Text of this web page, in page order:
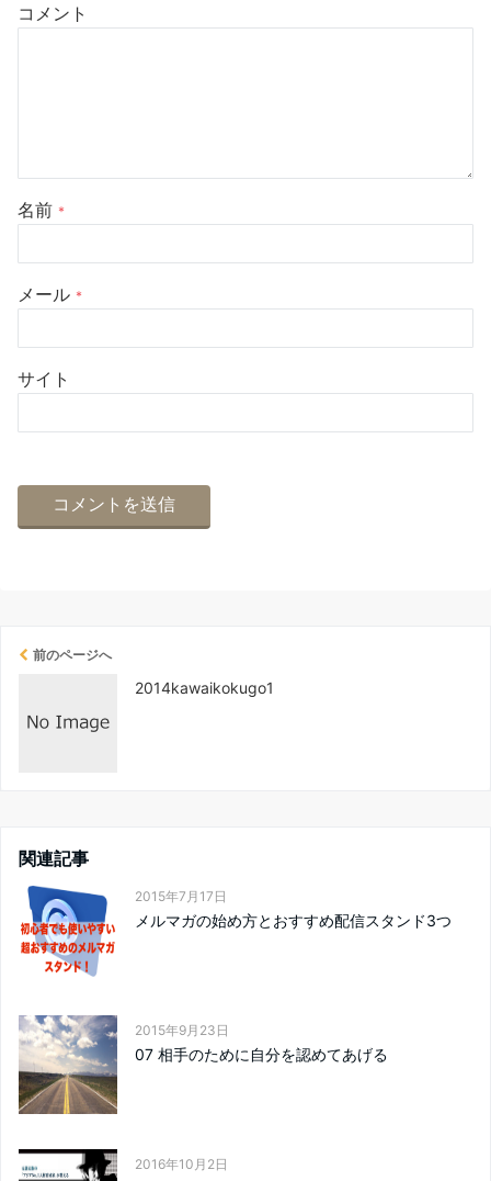
コメント
名前 *
メール *
サイト
前のページへ
2014kawaikokugo1
関連記事
2015年7月17日
メルマガの始め方とおすすめ配信スタンド3つ
2015年9月23日
07 相手のために自分を認めてあげる
2016年10月2日